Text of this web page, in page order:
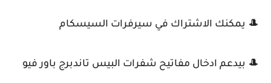
🎩 يمكنك الاشتراك في سيرفرات السيسكام
🎩 بيدعم ادخال مفاتيح شفرات البيس تاندبرج باور فيو